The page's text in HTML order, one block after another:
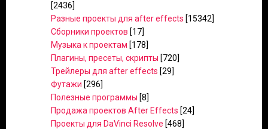
[2436]
Разные проекты для after effects [15342]
Сборники проектов [17]
Музыка к проектам [178]
Плагины, пресеты, скрипты [720]
Трейлеры для after effects [29]
Футажи [296]
Полезные программы [8]
Продажа проектов After Effects [24]
Проекты для DaVinci Resolve [468]